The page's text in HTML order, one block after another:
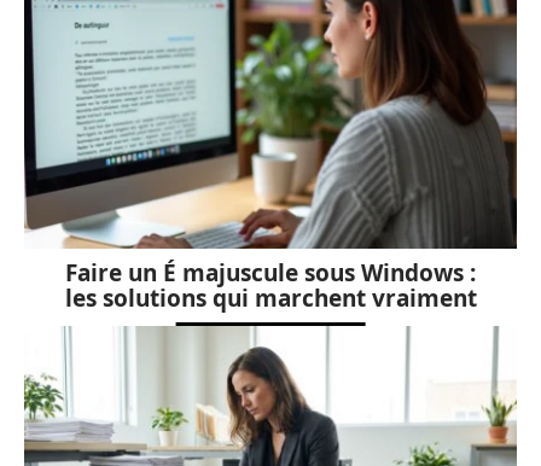
Faire un É majuscule sous Windows :
les solutions qui marchent vraiment